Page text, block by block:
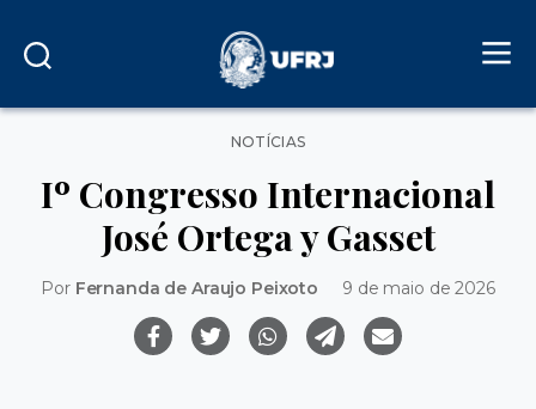
Categorias
NOTÍCIAS
Iº Congresso Internacional
José Ortega y Gasset
Por Fernanda de Araujo Peixoto 9 de maio de 2026